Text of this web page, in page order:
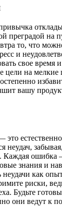
преградой на
то, что
и
свое время
цели на
вашу
неудач,
Каждая ошибка
знания и
как
риски,
Будьте
они ведут к